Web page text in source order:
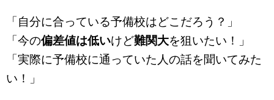
「自分に合っている予備校はどこだろう？」
「今の偏差値は低いけど難関大を狙いたい！」
「実際に予備校に通っていた人の話を聞いてみた
い！」